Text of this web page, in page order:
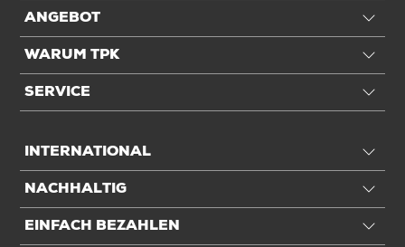
ANGEBOT
WARUM TPK
SERVICE
INTERNATIONAL
NACHHALTIG
EINFACH BEZAHLEN